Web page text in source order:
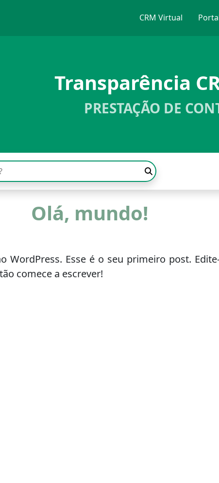
CRM Virtual
Transparência
PRESTAÇÃO DE
Olá, mundo!
WordPress. Esse é o seu primeiro post.
comece a escrever!